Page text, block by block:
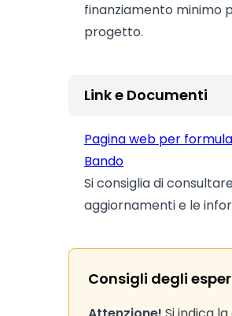
finanziamento minimo
progetto.
Link e Documenti
Pagina web per
Bando
Si consiglia di
aggiornamenti e le
Consigli degli